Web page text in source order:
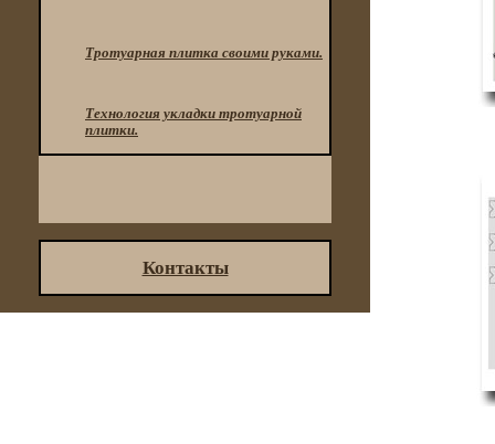
Тротуарная плитка своими руками.
Технология укладки тротуарной
плитки.
Контакты